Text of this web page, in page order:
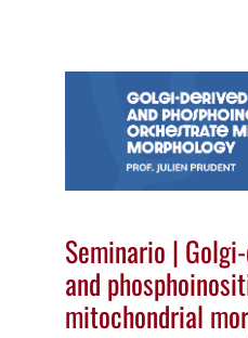
Seminario |
and
mitochondrial